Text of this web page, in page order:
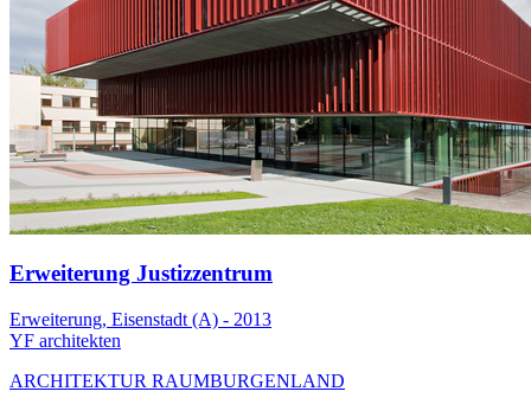
Erweiterung Justizzentrum
Erweiterung, Eisenstadt (A) - 2013
YF architekten
ARCHITEKTUR RAUMBURGENLAND